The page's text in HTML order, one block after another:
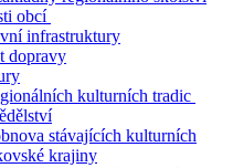
obcí
infrastruktury
dopravy
kulturních tradic
stávajících kulturních
krajiny